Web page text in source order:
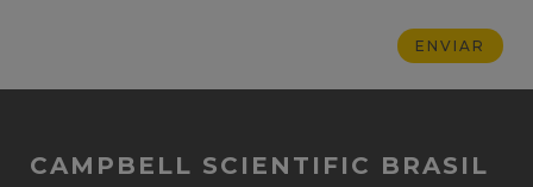
CAMPBELL SCIENTIFIC BRASIL